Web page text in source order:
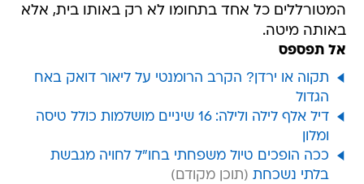
המטורללים כל אחד בתחומו לא רק באותו בית, אלא
באותה מיטה.
אל תפספס
תקוה או ירדן? הקרב הרומנטי על ליאור דואק באח
הגדול
דיל אלף לילה ולילה: 16 שיניים מושלמות כולל טיסה
ומלון
ככה הופכים טיול משפחתי בחו"ל לחויה מגבשת
בלתי נשכחת